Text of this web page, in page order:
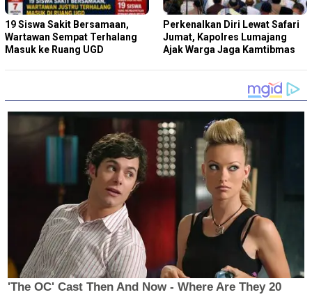
19 Siswa Sakit Bersamaan,
Wartawan Sempat Terhalang
Masuk ke Ruang UGD
Perkenalkan Diri Lewat Safari
Jumat, Kapolres Lumajang
Ajak Warga Jaga Kamtibmas